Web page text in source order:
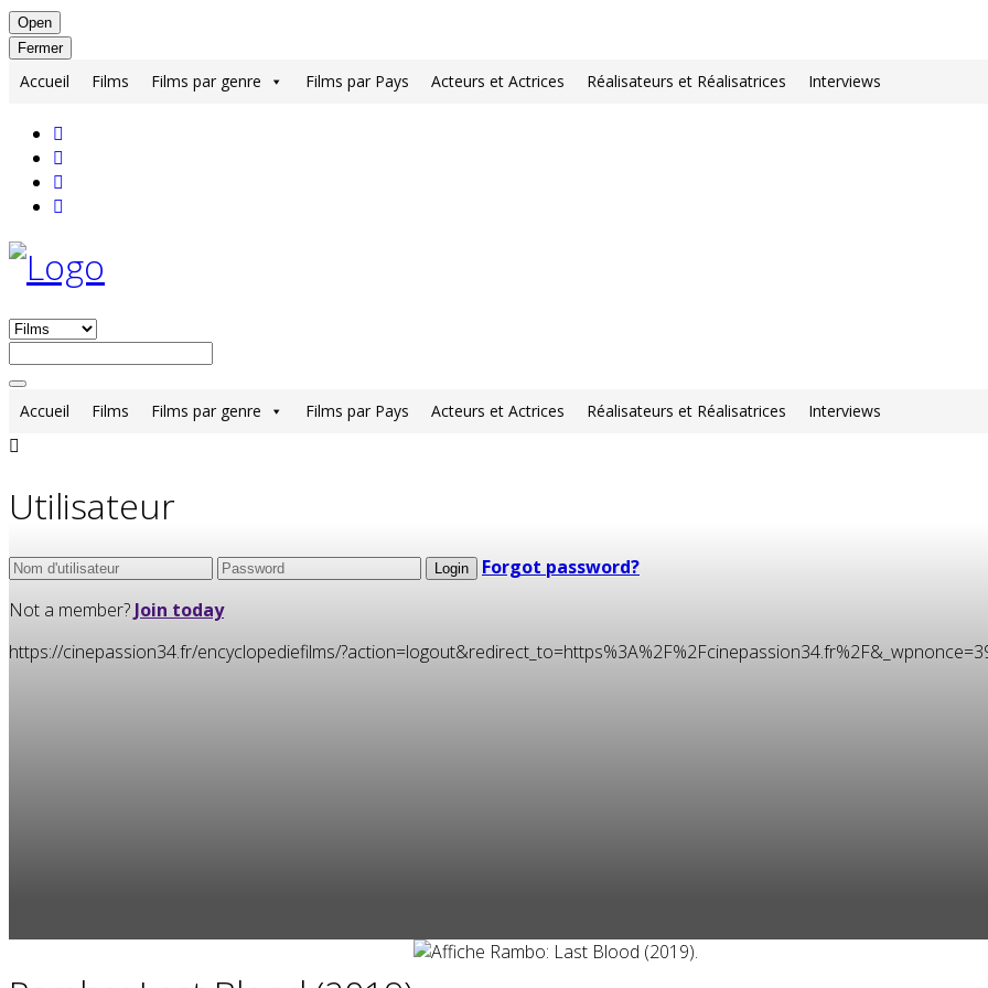
Open
Fermer
Accueil Films Films par genre Films par Pays Acteurs et Actrices Réalisateurs et Réalisatrices Interviews
Accueil Films Films par genre Films par Pays Acteurs et Actrices Réalisateurs et Réalisatrices Interviews
Utilisateur
Forgot password?
Not a member? Join today
https://cinepassion34.fr/encyclopediefilms/